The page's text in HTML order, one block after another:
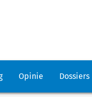
Opinie Dossiers